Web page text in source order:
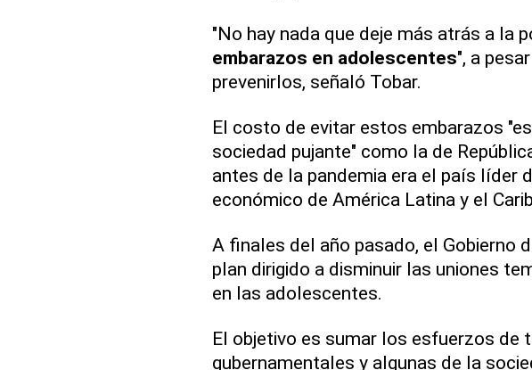
"No hay nada que deje más atrás a la
embarazos en adolescentes", a
prevenirlos, señaló Tobar.
El costo de evitar estos embarazos
sociedad pujante" como la de
antes de la pandemia era el país líder
económico de América Latina y el
A finales del año pasado, el Gobierno
plan dirigido a disminuir las uniones
en las adolescentes.
El objetivo es sumar los esfuerzos de
gubernamentales y algunas de la